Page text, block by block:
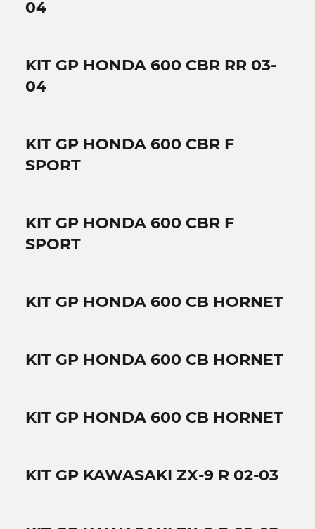
04
KIT GP HONDA 600 CBR RR 03-
04
KIT GP HONDA 600 CBR F
SPORT
KIT GP HONDA 600 CBR F
SPORT
KIT GP HONDA 600 CB HORNET
KIT GP HONDA 600 CB HORNET
KIT GP HONDA 600 CB HORNET
KIT GP KAWASAKI ZX-9 R 02-03